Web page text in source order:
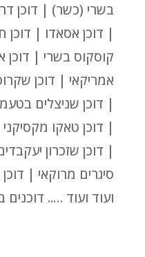
בשרי (כשר) | דוכן
| דוכן אסאדו | דוכן
קוסקוס בשרי | דוכן
אמריקאי | דוכן
| דוכן שניצלים
| דוכן טאקו מקסיקני
| דוכן שזכרון
סיגרים מרוקאי |
ועוד ועוד …..